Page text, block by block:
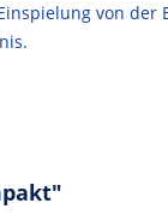
von